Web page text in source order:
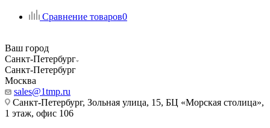
Сравнение товаров0
Ваш город
Санкт-Петербург
Санкт-Петербург
Москва
sales@1tmp.ru
Санкт-Петербург, Зольная улица, 15, БЦ «Морская столица»,
1 этаж, офис 106